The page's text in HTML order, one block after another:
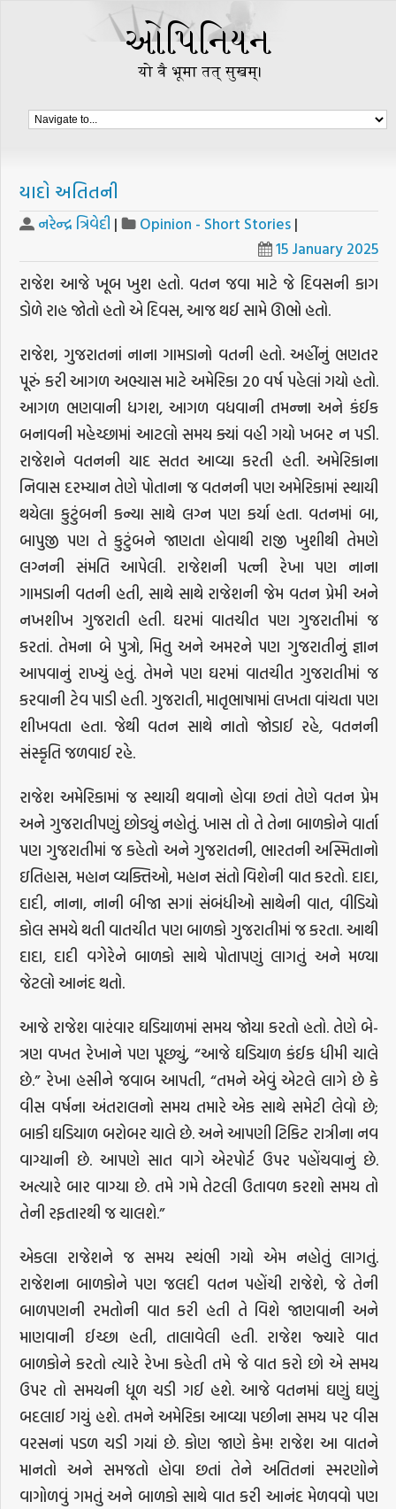
યાદો અતિતની
નરેન્દ્ર ત્રિવેદી | Opinion - Short Stories |
15 January 2025
રાજેશ આજે ખૂબ ખુશ હતો. વતન જવા માટે જે દિવસની કાગ
ડોળે રાહ જોતો હતો એ દિવસ, આજ થઈ સામે ઊભો હતો.
રાજેશ, ગુજરાતનાં નાના ગામડાનો વતની હતો. અહીંનું ભણતર
પૂરું કરી આગળ અભ્યાસ માટે અમેરિકા 20 વર્ષ પહેલાં ગયો હતો.
આગળ ભણવાની ધગશ, આગળ વધવાની તમન્ના અને કંઈક
બનાવની મહેચ્છામાં આટલો સમય ક્યાં વહી ગયો ખબર ન પડી.
રાજેશને વતનની યાદ સતત આવ્યા કરતી હતી. અમેરિકાના
નિવાસ દરમ્યાન તેણે પોતાના જ વતનની પણ અમેરિકામાં સ્થાયી
થયેલા કુટુંબની કન્યા સાથે લગ્ન પણ કર્યા હતા. વતનમાં બા,
બાપુજી પણ તે કુટુંબને જાણતા હોવાથી રાજી ખુશીથી તેમણે
લગ્નની સંમતિ આપેલી. રાજેશની પત્ની રેખા પણ નાના
ગામડાની વતની હતી, સાથે સાથે રાજેશની જેમ વતન પ્રેમી અને
નખશીખ ગુજરાતી હતી. ઘરમાં વાતચીત પણ ગુજરાતીમાં જ
કરતાં. તેમના બે પુત્રો, મિતુ અને અમરને પણ ગુજરાતીનું જ્ઞાન
આપવાનું રાખ્યું હતું. તેમને પણ ઘરમાં વાતચીત ગુજરાતીમાં જ
કરવાની ટેવ પાડી હતી. ગુજરાતી, માતૃભાષામાં લખતા વાંચતા પણ
શીખવતા હતા. જેથી વતન સાથે નાતો જોડાઈ રહે, વતનની
સંસ્કૃતિ જળવાઈ રહે.
રાજેશ અમેરિકામાં જ સ્થાયી થવાનો હોવા છતાં તેણે વતન પ્રેમ
અને ગુજરાતીપણું છોડ્યું નહોતું. ખાસ તો તે તેના બાળકોને વાર્તા
પણ ગુજરાતીમાં જ કહેતો અને ગુજરાતની, ભારતની અસ્મિતાનો
ઇતિહાસ, મહાન વ્યક્તિઓ, મહાન સંતો વિશેની વાત કરતો. દાદા,
દાદી, નાના, નાની બીજા સગાં સંબંધીઓ સાથેની વાત, વીડિયો
કોલ સમયે થતી વાતચીત પણ બાળકો ગુજરાતીમાં જ કરતા. આથી
દાદા, દાદી વગેરેને બાળકો સાથે પોતાપણું લાગતું અને મળ્યા
જેટલો આનંદ થતો.
આજે રાજેશ વારંવાર ઘડિયાળમાં સમય જોયા કરતો હતો. તેણે બે-
ત્રણ વખત રેખાને પણ પૂછ્યું, “આજે ઘડિયાળ કંઈક ધીમી ચાલે
છે.” રેખા હસીને જવાબ આપતી, “તમને એવું એટલે લાગે છે કે
વીસ વર્ષના અંતરાલનો સમય તમારે એક સાથે સમેટી લેવો છે;
બાકી ઘડિયાળ બરોબર ચાલે છે. અને આપણી ટિકિટ રાત્રીના નવ
વાગ્યાની છે. આપણે સાત વાગે એરપોર્ટ ઉપર પહોંચવાનું છે.
અત્યારે બાર વાગ્યા છે. તમે ગમે તેટલી ઉતાવળ કરશો સમય તો
તેની રફતારથી જ ચાલશે.”
એકલા રાજેશને જ સમય સ્થંભી ગયો એમ નહોતું લાગતું.
રાજેશના બાળકોને પણ જલદી વતન પહોંચી રાજેશે, જે તેની
બાળપણની રમતોની વાત કરી હતી તે વિશે જાણવાની અને
માણવાની ઈચ્છા હતી, તાલાવેલી હતી. રાજેશ જ્યારે વાત
બાળકોને કરતો ત્યારે રેખા કહેતી તમે જે વાત કરો છો એ સમય
ઉપર તો સમયની ધૂળ ચડી ગઈ હશે. આજે વતનમાં ઘણું ઘણું
બદલાઈ ગયું હશે. તમને અમેરિકા આવ્યા પછીના સમય પર વીસ
વરસનાં પડળ ચડી ગયાં છે. કોણ જાણે કેમ! રાજેશ આ વાતને
માનતો અને સમજતો હોવા છતાં તેને અતિતનાં સ્મરણોને
વાગોળવું ગમતું અને બાળકો સાથે વાત કરી આનંદ મેળવવો પણ